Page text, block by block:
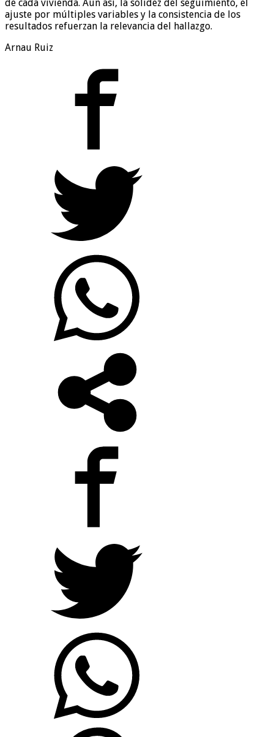
de cada vivienda. Aun así, la solidez del seguimiento, el
ajuste por múltiples variables y la consistencia de los
resultados refuerzan la relevancia del hallazgo.
Arnau Ruiz